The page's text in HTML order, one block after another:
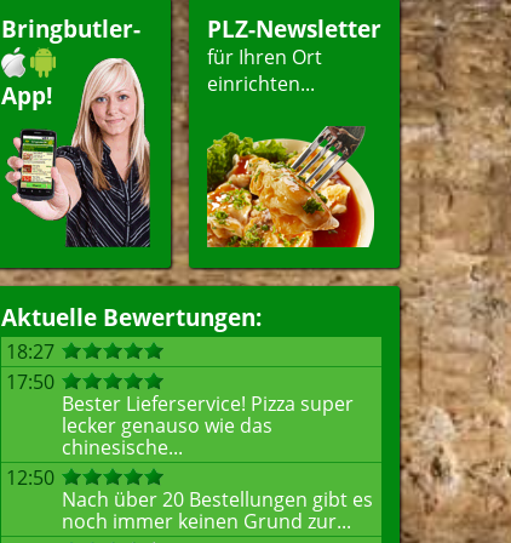
Bringbutler-
App!
PLZ-Newsletter
für Ihren Ort
einrichten...
Aktuelle Bewertungen:
18:27
17:50
Bester Lieferservice! Pizza super
lecker genauso wie das
chinesische...
12:50
Nach über 20 Bestellungen gibt es
noch immer keinen Grund zur...